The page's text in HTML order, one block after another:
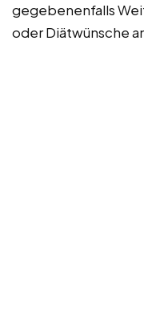
gegebenenfalls
oder Diätwünsche